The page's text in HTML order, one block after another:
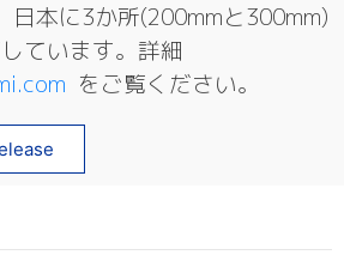
日本に3か所(200mmと300mm)
ています。詳細
をご覧ください。